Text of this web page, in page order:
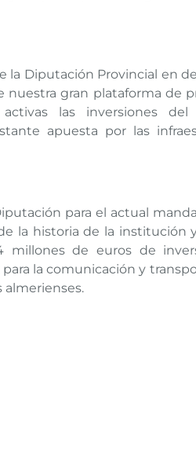
la Diputación Provincial en
nuestra gran plataforma de
las inversiones del
apuesta por las
para el actual
la historia de la institución
millones de euros de
la comunicación y
almerienses.